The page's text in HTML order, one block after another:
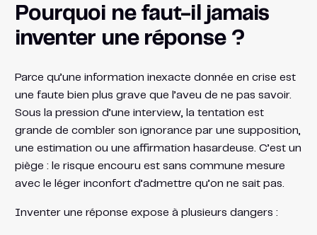
Pourquoi ne faut-il jamais
inventer une réponse ?
Parce qu’une information inexacte donnée en crise est
une faute bien plus grave que l’aveu de ne pas savoir.
Sous la pression d’une interview, la tentation est
grande de combler son ignorance par une supposition,
une estimation ou une affirmation hasardeuse. C’est un
piège : le risque encouru est sans commune mesure
avec le léger inconfort d’admettre qu’on ne sait pas.
Inventer une réponse expose à plusieurs dangers :